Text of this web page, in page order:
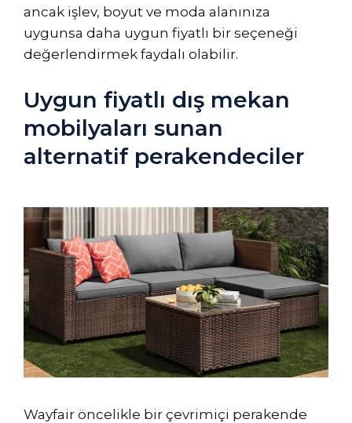
ancak işlev, boyut ve moda alanınıza
uygunsa daha uygun fiyatlı bir seçeneği
değerlendirmek faydalı olabilir.
Uygun fiyatlı dış mekan
mobilyaları sunan
alternatif perakendeciler
Wayfair öncelikle bir çevrimiçi perakende